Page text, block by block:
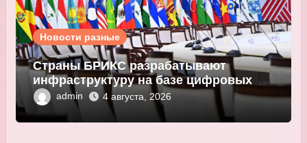
Новости разные
Страны БРИКС разрабатывают
инфраструктуру на базе цифровых
валют центробанков
admin 4 августа, 2026